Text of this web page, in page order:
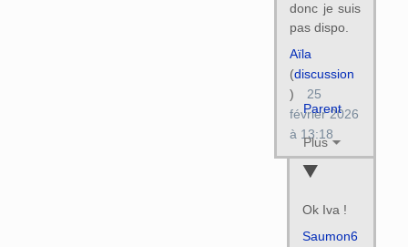
donc je suis
pas dispo.
Parent
Plus
Aïla
(discussion
)
25
février 2026
à 13:18
Ok Iva !
Saumon6